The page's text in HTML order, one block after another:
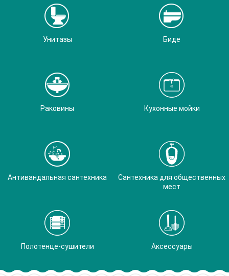
Унитазы Биде
Раковины Кухонные мойки
Антивандальная сантехника
Сантехника для общественных
мест
Полотенце-сушители Аксессуары